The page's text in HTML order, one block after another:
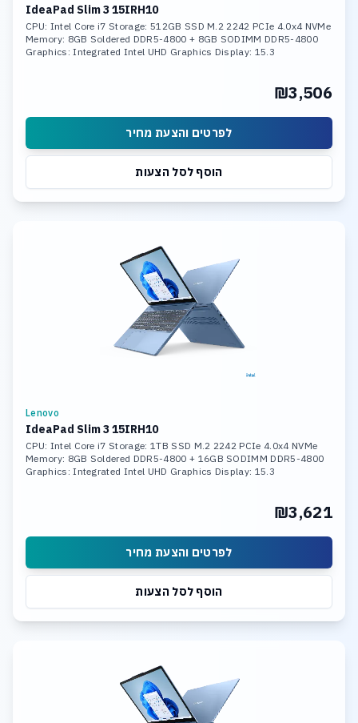
IdeaPad Slim 3 15IRH10
CPU: Intel Core i7 Storage: 512GB SSD M.2 2242 PCIe 4.0x4 NVMe
Memory: 8GB Soldered DDR5-4800 + 8GB SODIMM DDR5-4800
Graphics: Integrated Intel UHD Graphics Display: 15.3
₪3,506
לפרטים והצעת מחיר
הוסף לסל הצעות
Lenovo
IdeaPad Slim 3 15IRH10
CPU: Intel Core i7 Storage: 1TB SSD M.2 2242 PCIe 4.0x4 NVMe
Memory: 8GB Soldered DDR5-4800 + 16GB SODIMM DDR5-4800
Graphics: Integrated Intel UHD Graphics Display: 15.3
₪3,621
לפרטים והצעת מחיר
הוסף לסל הצעות